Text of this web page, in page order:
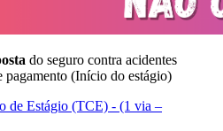
do seguro contra acidentes
pagamento (Início do estágio)
de Estágio (TCE) - (1 via –